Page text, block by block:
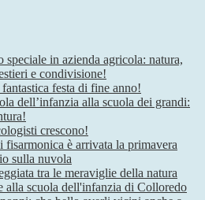
speciale in azienda agricola: natura,
e condivisione!
festa di fine anno!
dell’infanzia alla scuola dei grandi:
crescono!
fisarmonica è arrivata la primavera
sulla nuvola
tra le meraviglie della natura
alla scuola dell'infanzia di Colloredo